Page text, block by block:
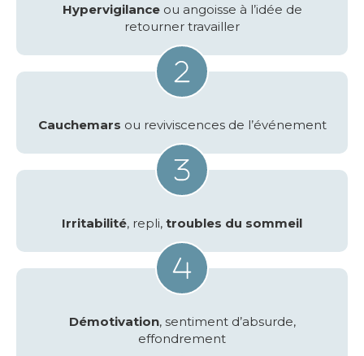
Hypervigilanceou angoisse à l’idée de
retourner travailler
Cauchemars ou reviviscences de l’événement
Irritabilité, repli, troubles du sommeil
Démotivation, sentiment d’absurde,
effondrement